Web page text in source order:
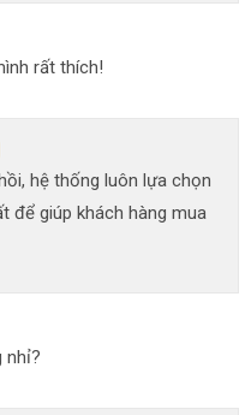
rất thích!
hệ thống luôn lựa chọn
để giúp khách hàng mua
nhỉ?